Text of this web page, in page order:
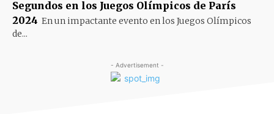
Segundos en los Juegos Olímpicos de París
2024 En un impactante evento en los Juegos Olímpicos
de...
- Advertisement -